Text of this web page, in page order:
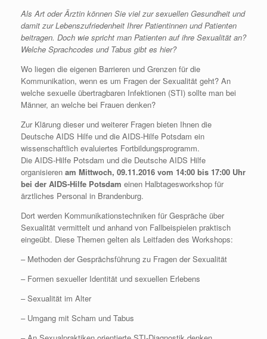
Als Art oder Ärztin können Sie viel zur sexuellen Gesundheit und
damit zur Lebenszufriedenheit Ihrer Patientinnen und Patienten
beitragen. Doch wie spricht man Patienten auf ihre Sexualität an?
Welche Sprachcodes und Tabus gibt es hier?
Wo liegen die eigenen Barrieren und Grenzen für die
Kommunikation, wenn es um Fragen der Sexualität geht? An
welche sexuelle übertragbaren Infektionen (STI) sollte man bei
Männer, an welche bei Frauen denken?
Zur Klärung dieser und weiterer Fragen bieten Ihnen die
Deutsche AIDS Hilfe und die AIDS-Hilfe Potsdam ein
wissenschaftlich evaluiertes Fortbildungsprogramm.
Die AIDS-Hilfe Potsdam und die Deutsche AIDS Hilfe
organisieren am Mittwoch, 09.11.2016 vom 14:00 bis 17:00 Uhr
bei der AIDS-Hilfe Potsdam einen Halbtagesworkshop für
ärztliches Personal in Brandenburg.
Dort werden Kommunikationstechniken für Gespräche über
Sexualität vermittelt und anhand von Fallbeispielen praktisch
eingeübt. Diese Themen gelten als Leitfaden des Workshops:
– Methoden der Gesprächsführung zu Fragen der Sexualität
– Formen sexueller Identität und sexuellen Erlebens
– Sexualität im Alter
– Umgang mit Scham und Tabus